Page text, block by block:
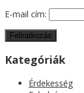
E-mail cím:
Kategóriák
Érdekesség